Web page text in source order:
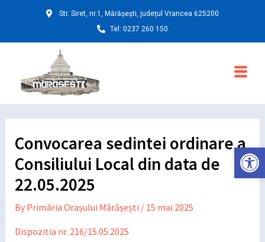
Deschide
Str. Siret, nr.1, Mărășești, județul Vrancea 625200
Tel: 0237 260 150
Main
Convocarea sedintei ordinare a
Consiliului Local din data de
22.05.2025
By Primăria Orașului Mărășești / 15 mai 2025
Dispozitia nr. 216/15.05.2025